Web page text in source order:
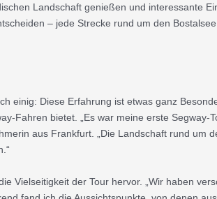
Landschaft genießen und interessante
– jede Strecke rund um den
einig: Diese Erfahrung ist etwas ganz
Fahren bietet. „Es war meine erste Segway-
aus Frankfurt. „Die Landschaft rund um
Vielseitigkeit der Tour hervor. „Wir haben